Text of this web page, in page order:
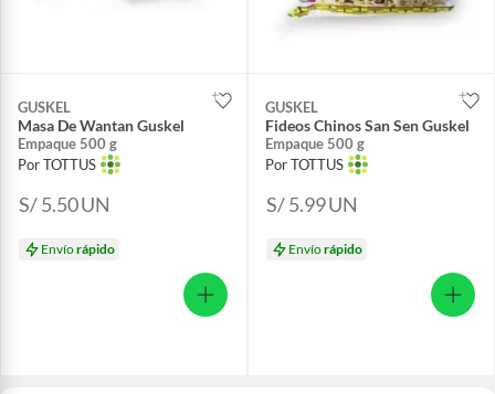
GUSKEL
Masa De Wantan Guskel
Empaque 500 g
Por TOTTUS
S/ 5.50UN
Envíorápido
GUSKEL
Fideos Chinos San Sen Guskel
Empaque 500 g
Por TOTTUS
S/ 5.99UN
Envíorápido